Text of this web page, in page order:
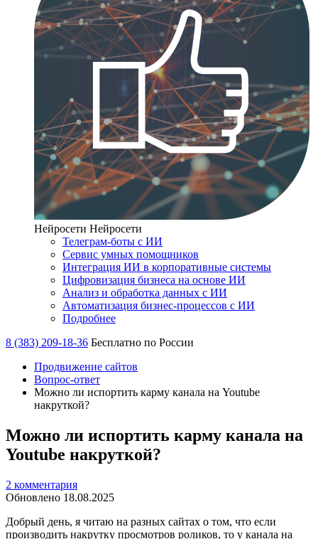
Нейросети Нейросети
Телеграм-боты с ИИ
Сервис умных помощников
Интеграция ИИ в корпоративные системы
Цифровизация бизнеса на основе ИИ
Анализ и обработка данных с ИИ
Автоматизация бизнес-процессов с ИИ
Подробнее
8 (383) 209-18-36 Бесплатно по России
Продвижение сайтов
Вопрос-ответ
Можно ли испортить карму канала на Youtube
накруткой?
Можно ли испортить карму канала на
Youtube накруткой?
2 комментария
Обновлено 18.08.2025
Добрый день, я читаю на разных сайтах о том, что если
производить накрутку просмотров роликов, то у канала на